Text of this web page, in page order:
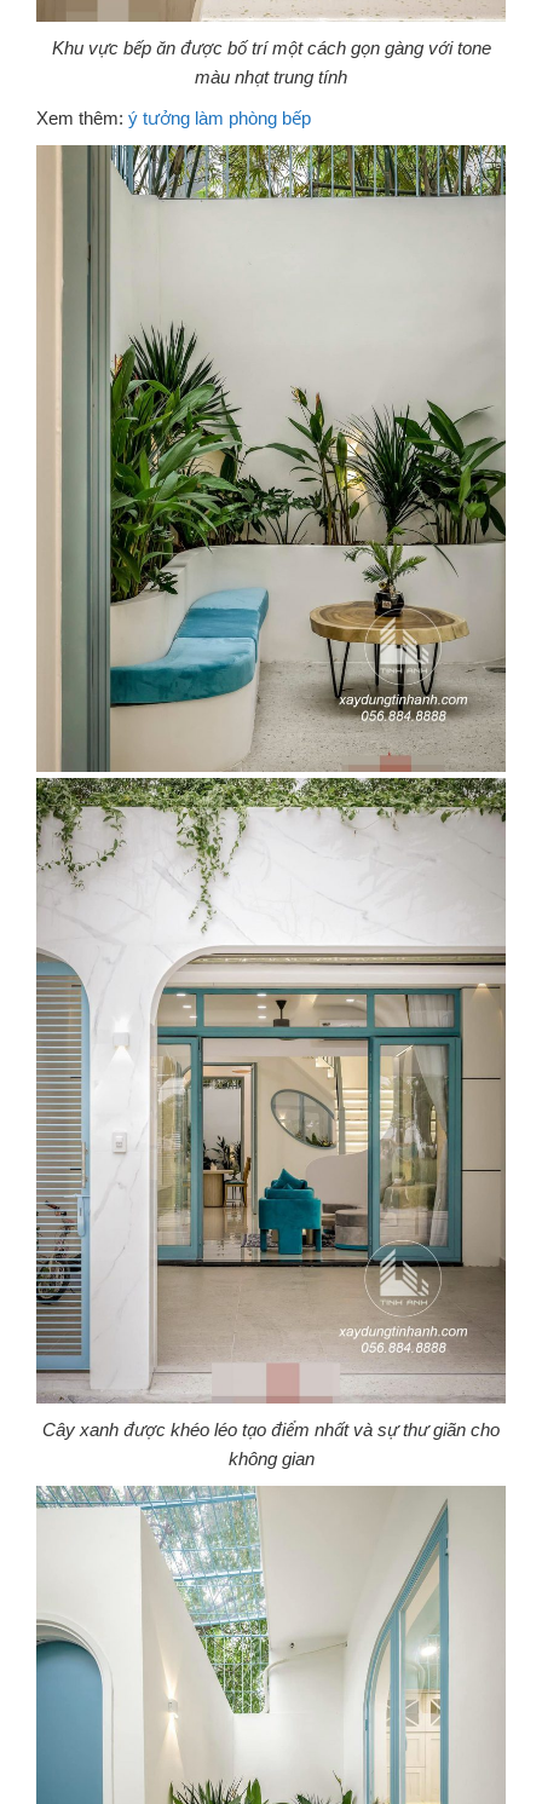
Khu vực bếp ăn được bố trí một cách gọn gàng với tone
màu nhạt trung tính
Xem thêm: ý tưởng làm phòng bếp
Cây xanh được khéo léo tạo điểm nhất và sự thư giãn cho
không gian